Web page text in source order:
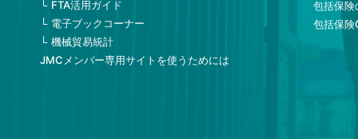
FTA活用ガイド
電子ブックコーナー
機械貿易統計
JMCメンバー専用サイトを使うためには
包括保険
包括保険